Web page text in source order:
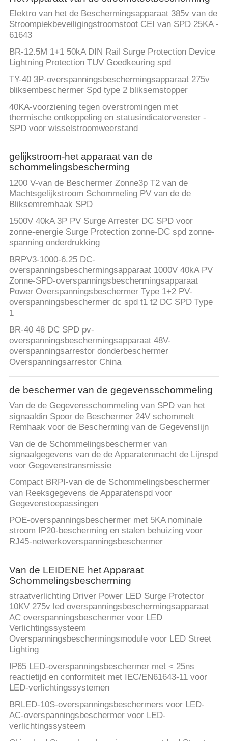
Elektro van het de Beschermingsapparaat 385v van de
Stroompiekbeveiligingstroomstoot CEI van SPD 25KA -
61643
BR-12.5M 1+1 50kA DIN Rail Surge Protection Device
Lightning Protection TUV Goedkeuring spd
TY-40 3P-overspanningsbeschermingsapparaat 275v
bliksembeschermer Spd type 2 bliksemstopper
40KA-voorziening tegen overstromingen met
thermische ontkoppeling en statusindicatorvenster -
SPD voor wisselstroomweerstand
gelijkstroom-het apparaat van de
schommelingsbescherming
1200 V-van de Beschermer Zonne3p T2 van de
Machtsgelijkstroom Schommeling PV van de de
Bliksemremhaak SPD
1500V 40kA 3P PV Surge Arrester DC SPD voor
zonne-energie Surge Protection zonne-DC spd zonne-
spanning onderdrukking
BRPV3-1000-6.25 DC-
overspanningsbeschermingsapparaat 1000V 40kA PV
Zonne-SPD-overspanningsbeschermingsapparaat
Power Overspanningsbeschermer Type 1+2 PV-
overspanningsbeschermer dc spd t1 t2 DC SPD Type
1
BR-40 48 DC SPD pv-
overspanningsbeschermingsapparaat 48V-
overspanningsarrestor donderbeschermer
Overspanningsarrestor China
de beschermer van de gegevensschommeling
Van de de Gegevensschommeling van SPD van het
signaaldin Spoor de Beschermer 24V schommelt
Remhaak voor de Bescherming van de Gegevenslijn
Van de de Schommelingsbeschermer van
signaalgegevens van de de Apparatenmacht de Lijnspd
voor Gegevenstransmissie
Compact BRPI-van de de Schommelingsbeschermer
van Reeksgegevens de Apparatenspd voor
Gegevenstoepassingen
POE-overspanningsbeschermer met 5KA nominale
stroom IP20-bescherming en stalen behuizing voor
RJ45-netwerkoverspanningsbeschermer
Van de LEIDENE het Apparaat
Schommelingsbescherming
straatverlichting Driver Power LED Surge Protector
10KV 275v led overspanningsbeschermingsapparaat
AC overspanningsbeschermer voor LED
Verlichtingssysteem
Overspanningsbeschermingsmodule voor LED Street
Lighting
IP65 LED-overspanningsbeschermer met < 25ns
reactietijd en conformiteit met IEC/EN61643-11 voor
LED-verlichtingssystemen
BRLED-10S-overspanningsbeschermers voor LED-
AC-overspanningsbeschermer voor LED-
verlichtingssysteem